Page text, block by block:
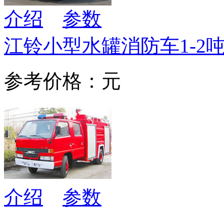
介绍
参数
江铃小型水罐消防车1-2
参考价格：元
介绍
参数